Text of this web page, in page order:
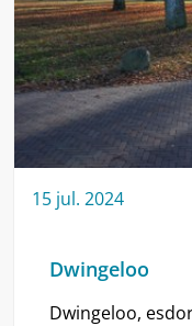
15 jul. 2024
Dwingeloo
Dwingeloo,